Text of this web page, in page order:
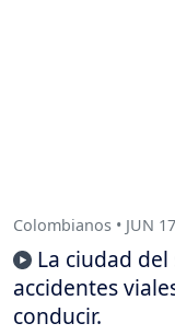
Colombianos • JUN
La ciudad
accidentes
conducir.